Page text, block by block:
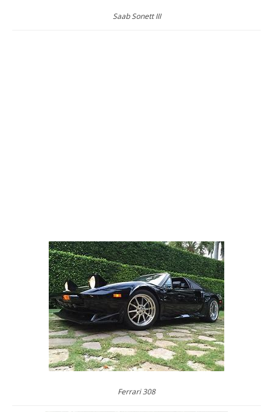
Saab Sonett III
Ferrari 308